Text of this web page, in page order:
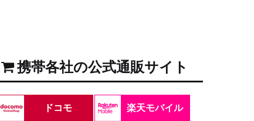
携帯各社の公式通販サイト
ドコモ 楽天モバイル